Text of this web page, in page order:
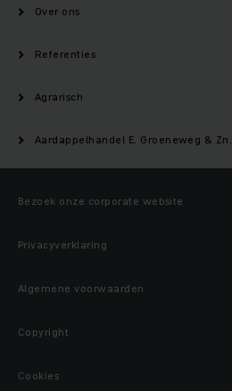
Over ons
Referenties
Agrarisch
Aardappelhandel E. Groeneweg & Zn.
Bezoek onze corporate website
Privacyverklaring
Algemene voorwaarden
Copyright
Cookies